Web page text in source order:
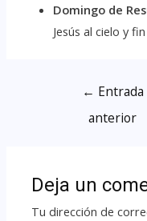
Domingo de
Jesús al cielo y
← Entrada
anterior
Deja un
Tu dirección de